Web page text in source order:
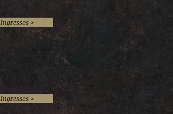
Ingressos >
Ingressos >